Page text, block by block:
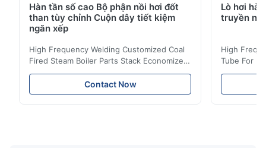
Hàn tần số cao Bộ phận nồi hơi đốt
than tùy chỉnh Cuộn dây tiết kiệm
ngăn xếp
High Frequency Welding Customized Coal
Fired Steam Boiler Parts Stack Economizer
Coil Boiler economizer Boiler Economizer is
the energy improving device that helps to
reduce the cost of operation by saving the
Contact Now
Lò hơi
truyền
High
Tube For
reduce the